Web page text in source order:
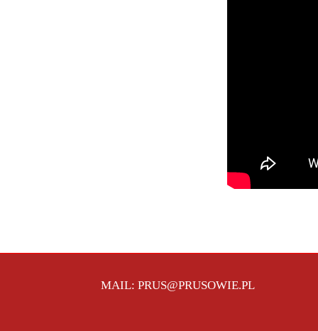
MAIL: PRUS@PRUSOWIE.PL